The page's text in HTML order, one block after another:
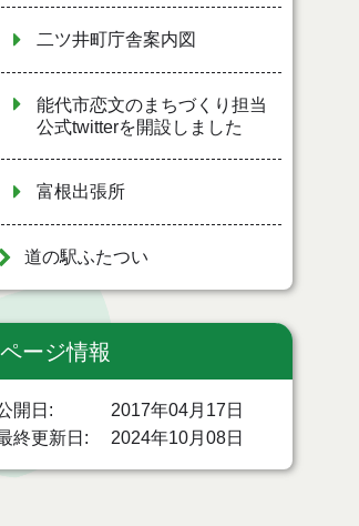
二ツ井町庁舎案内図
能代市恋文のまちづくり担当
公式twitterを開設しました
富根出張所
道の駅ふたつい
ページ情報
開日
2017年04月17日
終更新日
2024年10月08日